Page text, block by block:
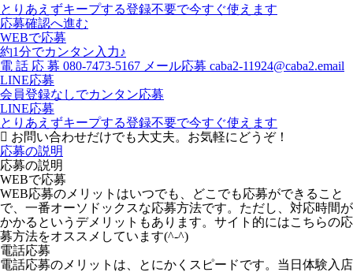
とりあえずキープする登録不要で今すぐ使えます
応募確認へ進む
WEBで応募
約1分でカンタン入力♪
電 話 応 募 080-7473-5167 メール応募 caba2-11924@caba2.email
LINE応募
会員登録なしでカンタン応募
LINE応募
とりあえずキープする登録不要で今すぐ使えます
お問い合わせだけでも大丈夫。お気軽にどうぞ！
応募の説明
応募の説明
WEBで応募
WEB応募のメリットはいつでも、どこでも応募ができること
で、一番オーソドックスな応募方法です。ただし、対応時間が
かかるというデメリットもあります。サイト的にはこちらの応
募方法をオススメしています(^-^)
電話応募
電話応募のメリットは、とにかくスピードです。当日体験入店